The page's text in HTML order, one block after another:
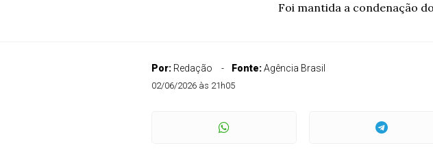
Foi mantida a condenação
Por: Redação Fonte:Agência Brasil
02/06/2026 às 21h05